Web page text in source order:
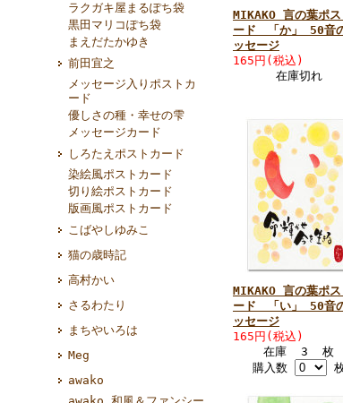
ラクガキ屋まるぽち袋
黒田マリコぽち袋
まえだたかゆき
前田宜之
メッセージ入りポストカ
ード
優しさの種・幸せの雫
メッセージカード
しろたえポストカード
染絵風ポストカード
切り絵ポストカード
版画風ポストカード
こばやしゆみこ
猫の歳時記
高村かい
さるわたり
まちやいろは
Meg
awako
MIKAKO 言の葉ポス
ード 「か」 50音
ッセージ
165円(税込)
在庫切れ
MIKAKO 言の葉ポス
ード 「い」 50音
ッセージ
165円(税込)
在庫 3 枚
購入数